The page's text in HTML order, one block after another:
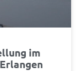
im